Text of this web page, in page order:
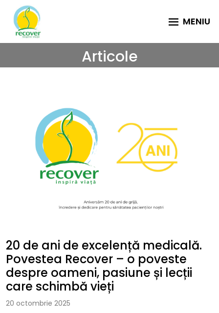
MENIU
Prima pagină
Ortopedie pediatrică
Chirurgie spinală
Ortopedie și traumatologie adulţi
Neurologie pediatrică
Recuperare medicală
Echipa
Articole
20 de ani de excelență medicală.
Povestea Recover – o poveste
despre oameni, pasiune și lecții
care schimbă vieți
20 octombrie 2025